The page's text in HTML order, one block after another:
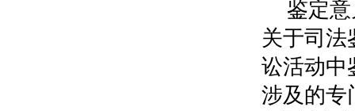
鉴定
关于司法
讼活动中
涉及的专